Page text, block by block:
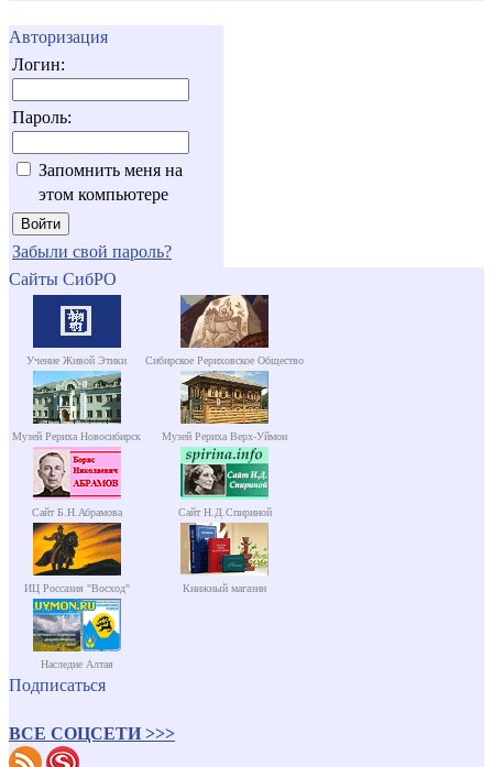
Авторизация
Логин:
Пароль:
Запомнить меня на
этом компьютере
Забыли свой пароль?
Сайты СибРО
Учение Живой Этики Сибирское Рериховское Общество
Музей Рериха Новосибирск Музей Рериха Верх-Уймон
Сайт Б.Н.Абрамова Сайт Н.Д.Спириной
ИЦ Россазия "Восход" Книжный магазин
Наследие Алтая
Подписаться
ВСЕ СОЦСЕТИ >>>